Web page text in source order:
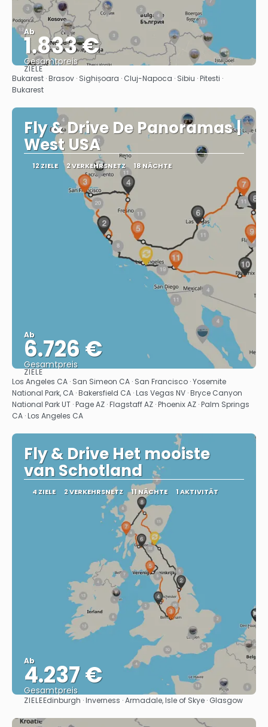
Ab
1.833 €
Gesamtpreis
Sehen
ZIELE
Bukarest · Brasov · Sighișoara · Cluj-Napoca · Sibiu · Pitesti ·
Bukarest
Fly & Drive De Panoramas |
West USA
12 ZIELE 2 VERKEHRSNETZ 18 NÄCHTE
Ab
6.726 €
Gesamtpreis
Sehen
ZIELE
Los Angeles CA · San Simeon CA · San Francisco · Yosemite
National Park, CA · Bakersfield CA · Las Vegas NV · Bryce Canyon
National Park UT · Page AZ · Flagstaff AZ · Phoenix AZ · Palm Springs
CA · Los Angeles CA
Fly & Drive Het mooiste
van Schotland
4 ZIELE 2 VERKEHRSNETZ 11 NÄCHTE 1 AKTIVITÄT
Ab
4.237 €
Gesamtpreis
Sehen
ZIELEEdinburgh · Inverness · Armadale, Isle of Skye · Glasgow